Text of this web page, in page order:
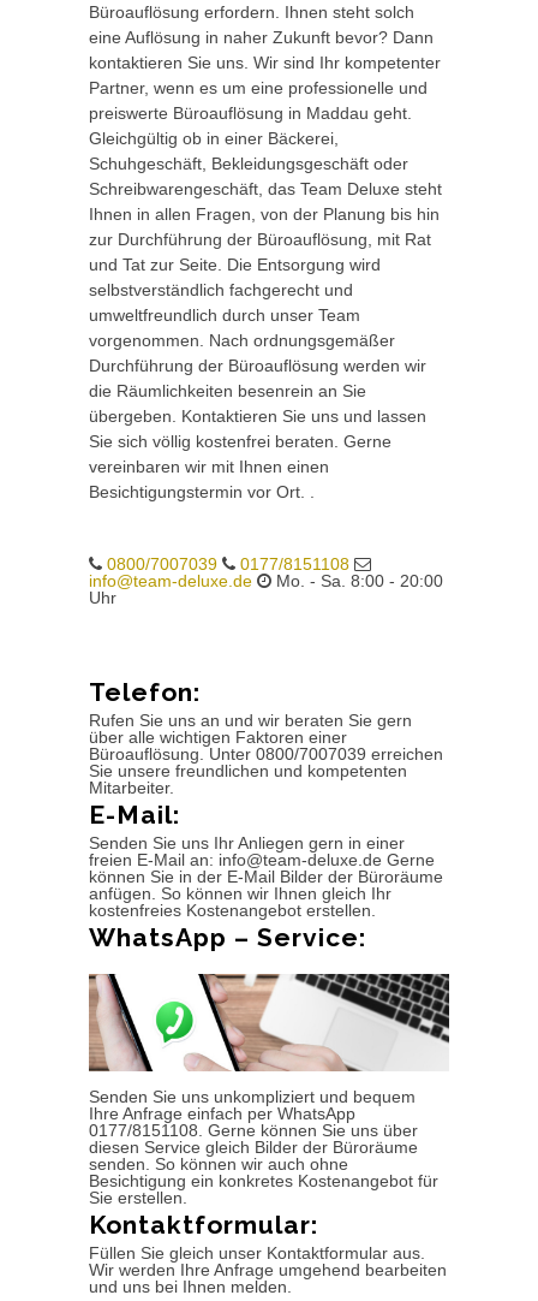
Büroauflösung erfordern. Ihnen steht solch
eine Auflösung in naher Zukunft bevor? Dann
kontaktieren Sie uns. Wir sind Ihr kompetenter
Partner, wenn es um eine professionelle und
preiswerte Büroauflösung in Maddau geht.
Gleichgültig ob in einer Bäckerei,
Schuhgeschäft, Bekleidungsgeschäft oder
Schreibwarengeschäft, das Team Deluxe steht
Ihnen in allen Fragen, von der Planung bis hin
zur Durchführung der Büroauflösung, mit Rat
und Tat zur Seite. Die Entsorgung wird
selbstverständlich fachgerecht und
umweltfreundlich durch unser Team
vorgenommen. Nach ordnungsgemäßer
Durchführung der Büroauflösung werden wir
die Räumlichkeiten besenrein an Sie
übergeben. Kontaktieren Sie uns und lassen
Sie sich völlig kostenfrei beraten. Gerne
vereinbaren wir mit Ihnen einen
Besichtigungstermin vor Ort. .
0800/7007039
0177/8151108
info@team-deluxe.de
Mo. - Sa. 8:00 - 20:00
Uhr
Telefon:
Rufen Sie uns an und wir beraten Sie gern
über alle wichtigen Faktoren einer
Büroauflösung. Unter 0800/7007039 erreichen
Sie unsere freundlichen und kompetenten
Mitarbeiter.
E-Mail:
Senden Sie uns Ihr Anliegen gern in einer
freien E-Mail an: info@team-deluxe.de Gerne
können Sie in der E-Mail Bilder der Büroräume
anfügen. So können wir Ihnen gleich Ihr
kostenfreies Kostenangebot erstellen.
WhatsApp – Service:
Senden Sie uns unkompliziert und bequem
Ihre Anfrage einfach per WhatsApp
0177/8151108. Gerne können Sie uns über
diesen Service gleich Bilder der Büroräume
senden. So können wir auch ohne
Besichtigung ein konkretes Kostenangebot für
Sie erstellen.
Kontaktformular:
Füllen Sie gleich unser Kontaktformular aus.
Wir werden Ihre Anfrage umgehend bearbeiten
und uns bei Ihnen melden.